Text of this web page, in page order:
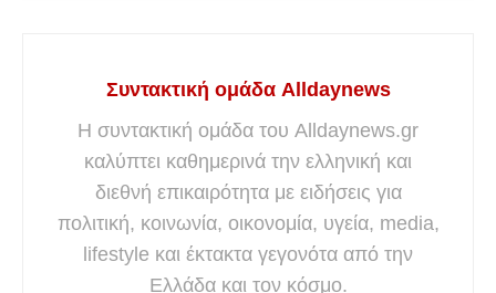
Συντακτική ομάδα Alldaynews
Η συντακτική ομάδα του Alldaynews.gr
καλύπτει καθημερινά την ελληνική και
διεθνή επικαιρότητα με ειδήσεις για
πολιτική, κοινωνία, οικονομία, υγεία, media,
lifestyle και έκτακτα γεγονότα από την
Ελλάδα και τον κόσμο.